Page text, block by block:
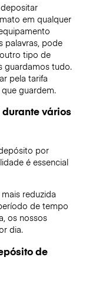
em qualquer
palavras, pode
tipo de
guardamos tudo.
pela tarifa
guardem.
vários
por
é essencial
reduzida
de tempo
os nossos
dia.
de